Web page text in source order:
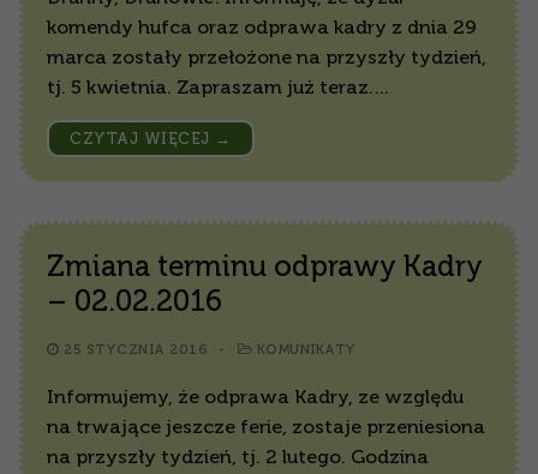
komendy hufca oraz odprawa kadry z dnia 29
marca zostały przełożone na przyszły tydzień,
tj. 5 kwietnia. Zapraszam już teraz.…
CZYTAJ WIĘCEJ →
Zmiana terminu odprawy Kadry
– 02.02.2016
25 STYCZNIA 2016 - KOMUNIKATY
Informujemy, że odprawa Kadry, ze względu
na trwające jeszcze ferie, zostaje przeniesiona
na przyszły tydzień, tj. 2 lutego. Godzina